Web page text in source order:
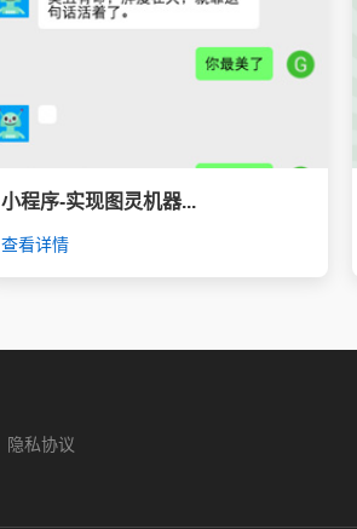
小程序-实现图灵机器...
查看详情
隐私协议